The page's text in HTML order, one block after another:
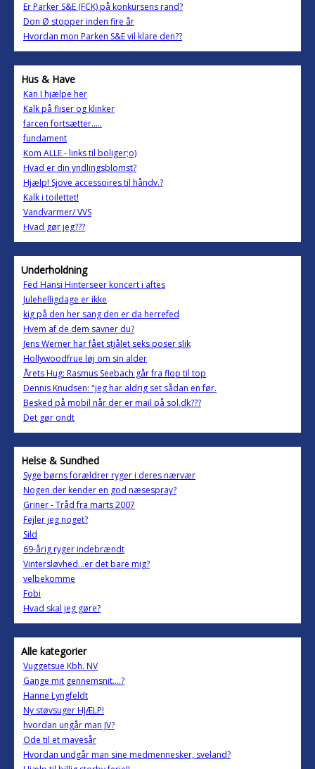
Er Parker S&E (FCK) på konkursens rand?
Don Ø stopper inden fire år
Hvordan mon Parken S&E vil klare den??
Hus & Have
Kan I hjælpe her
Kalk på fliser og klinker
farcen fortsætter.....
fundament
Kom ALLE - links til boliger;o)
Hvad er din yndlingsblomst?
Hjælp! Sjove accessoires til håndv.?
Kalk i toilettet!
Vandvarmer/ VVS
Hvad gør jeg???
Underholdning
Fed Hansi Hinterseer koncert i aftes
Julehelligdage er ikke
kig på den her sang den er da herrefed
Hvem af de dem savner du?
Jens Werner har fået stjålet seks poser slik
Hollywoodfrue løj om sin alder
Årets Hug: Rasmus Seebach går fra flop til top
Dennis Knudsen: "jeg har aldrig set sådan en før.
Besked på mobil når der er mail på sol.dk???
Det gør ondt
Helse & Sundhed
Syge børns forældrer ryger i deres nærvær
Nogen der kender en god næsespray?
Griner - Tråd fra marts 2007
Fejler jeg noget?
Sild
69-årig ryger indebrændt
Vintersløvhed...er det bare mig?
velbekomme
Fobi
Hvad skal jeg gøre?
Alle kategorier
Vuggetsue Kbh. NV
Gange mit gennemsnit....?
Hanne Lyngfeldt
Ny støvsuger HJÆLP!
hvordan ungår man JV?
Ode til et mavesår
Hvordan undgår man sine medmennesker, sveland?